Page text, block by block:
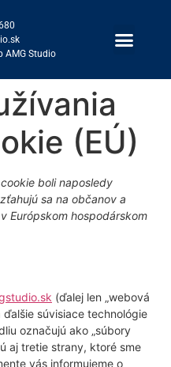
AMG Studio
(EÚ)
boli naposledy
sa na občanov a
Európskom hospodárskom
(ďalej len „webová
súvisiace technológie
označujú ako „súbory
aj tretie strany, ktoré sme
vás informujeme o